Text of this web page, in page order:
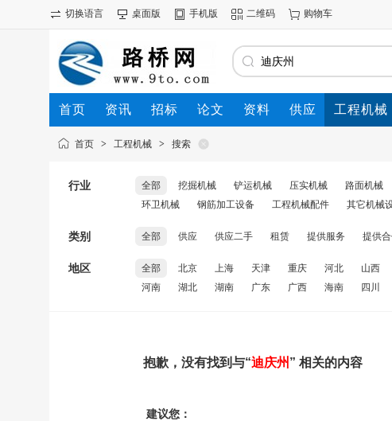
切换语言 桌面版 手机版 二维码 购物车
首页 资讯 招标 论文 资料 供应 工程机械
首页 > 工程机械 > 搜索
行业 全部 挖掘机械 铲运机械 压实机械 路面机械
环卫机械
钢筋加工设备 工程机械配件 其它机械
类别 全部 供应 供应二手 租赁 提供服务 提供
地区 全部 北京 上海 天津 重庆 河北 山西
河南
湖北 湖南 广东 广西 海南 四川
抱歉，没有找到与“迪庆州 ” 相关的内容
建议您：